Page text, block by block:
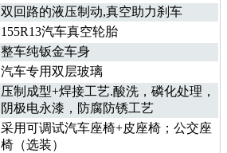
双回路的液压制动,真空助力刹车
155R13汽车真空轮胎
整车纯钣金车身
汽车专用双层玻璃
压制成型+焊接工艺.酸洗，磷化处理，
阴极电永漆，防腐防锈工艺
采用可调试汽车座椅+皮座椅；公交座
椅（选装）